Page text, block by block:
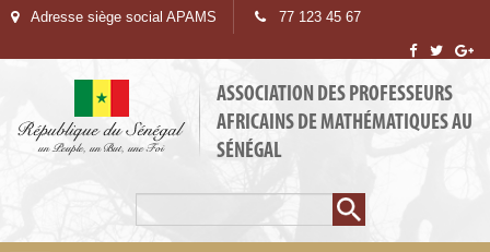
Adresse siège social APAMS 77 123 45 67
ASSOCIATION DES PROFESSEURS
AFRICAINS DE MATHÉMATIQUES AU
SÉNÉGAL
Formulaire de